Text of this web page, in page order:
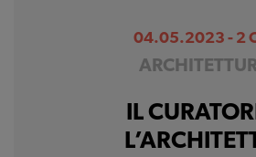
04.05.2023 - 2
IL